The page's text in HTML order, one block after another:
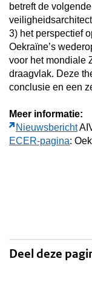
betreft de
3) het perspectief
Oekraïne’s
voor het mondiale
draagvlak. Deze
conclusie en een
Meer informatie:
Nieuwsbericht
ECER-pagina:
Deel deze